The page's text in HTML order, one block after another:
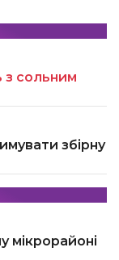
з сольним
збірну
мікрорайоні